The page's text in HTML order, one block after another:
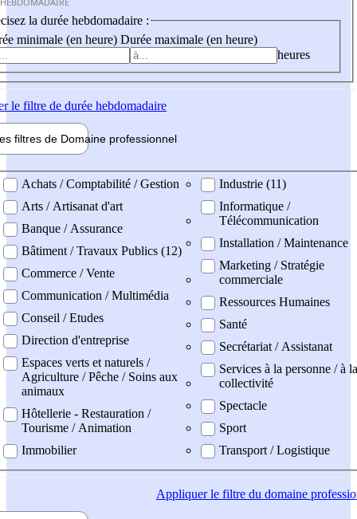
la durée hebdomadaire :
minimale (en heure) Durée maximale (en heure)
heures
le filtre de durée hebdomadaire
filtres de Domaine professionnel
professionel
Achats / Comptabilité / Gestion
Arts / Artisanat d'art
Banque / Assurance
Bâtiment / Travaux Publics (12)
Commerce / Vente
Communication / Multimédia
Conseil / Etudes
Direction d'entreprise
Espaces verts et naturels /
Agriculture / Pêche / Soins aux
animaux
Hôtellerie - Restauration /
Tourisme / Animation
Immobilier
Industrie (11)
Informatique /
Télécommunication
Installation / Maintenance
Marketing / Stratégie
commerciale
Ressources Humaines
Santé
Secrétariat / Assistanat
Services à la personne / à la
collectivité
Spectacle
Sport
Transport / Logistique
Appliquerle filtre du domaine